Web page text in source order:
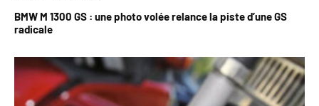
BMW M 1300 GS : une photo volée relance la piste d’une GS
radicale